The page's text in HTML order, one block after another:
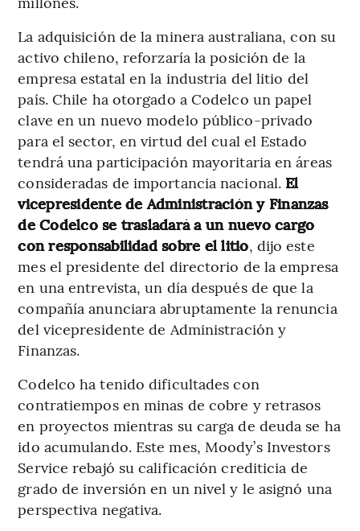
La adquisición de la minera australiana, con su
activo chileno, reforzaría la posición de la
empresa estatal en la industria del litio del
país. Chile ha otorgado a Codelco un papel
clave en un nuevo modelo público-privado
para el sector, en virtud del cual el Estado
tendrá una participación mayoritaria en áreas
consideradas de importancia nacional. El
vicepresidente de Administración y Finanzas
de Codelco se trasladará a un nuevo cargo
con responsabilidad sobre el litio, dijo este
mes el presidente del directorio de la empresa
en una entrevista, un día después de que la
compañía anunciara abruptamente la renuncia
del vicepresidente de Administración y
Finanzas.
Codelco ha tenido dificultades con
contratiempos en minas de cobre y retrasos
en proyectos mientras su carga de deuda se ha
ido acumulando. Este mes, Moody’s Investors
Service rebajó su calificación crediticia de
grado de inversión en un nivel y le asignó una
perspectiva negativa.